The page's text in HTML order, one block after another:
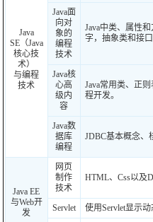
Java
SE（Java
核心技
术）
与编程
技术
Java面
向对
象的
编程
技术
Java中类、属性
字，抽象类和接
Java核
心高
级内
容
Java常用类、正
程开发。
Java数
据库
编程
JDBC基本概念、
Java EE
与Web开
发
网页
制作
技术
HTML、Css以及
Servlet 使用Servlet显示